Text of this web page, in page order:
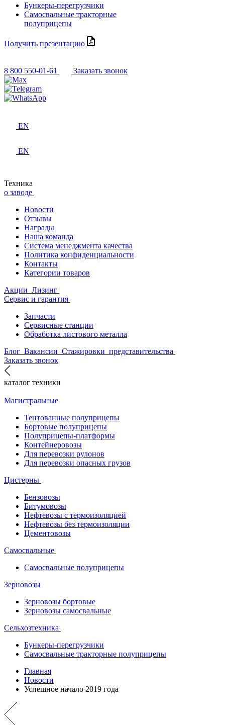
Бункеры-перегрузчики
Самосвальные тракторные
полуприцепы
Получить презентацию
8 800 550-01-61 Заказать звонок
EN
EN
Техника
о заводе
Новости
Отзывы
Награды
Наша команда
Система менеджмента качества
Политика конфиденциальности
Контакты
Категории товаров
Акции Лизинг
Сервис и гарантия
Запчасти
Сервисные станции
Обработка листового металла
Блог Вакансии Стажировки представительства
Заказать звонок
каталог техники
Магистральные
Тентованные полуприцепы
Бортовые полуприцепы
Полуприцепы-платформы
Контейнеровозы
Для перевозки рулонов
Для перевозки опасных грузов
Цистерны
Бензовозы
Битумовозы
Нефтевозы с термоизоляцией
Нефтевозы без термоизоляции
Цементовозы
Самосвальные
Самосвальные полуприцепы
Зерновозы
Зерновозы бортовые
Зерновозы самосвальные
Сельхозтехника
Бункеры-перегрузчики
Самосвальные тракторные полуприцепы
Главная
Новости
Успешное начало 2019 года